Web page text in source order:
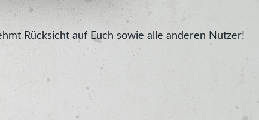
Rücksicht auf Euch sowie alle anderen Nutzer!